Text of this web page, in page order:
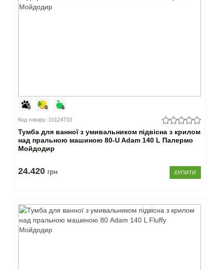
Код товару: 10124733
Тумба для ванної з умивальником підвісна з крилом
над пральною машиною 80-U Adam 140 L Палермо
Мойдодир
24.420 грн КУПИТИ